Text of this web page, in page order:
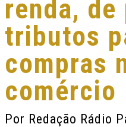
renda,
tributos
compras
comércio
Por Redação Rádio